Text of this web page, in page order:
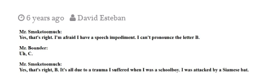
6 years ago David Esteban